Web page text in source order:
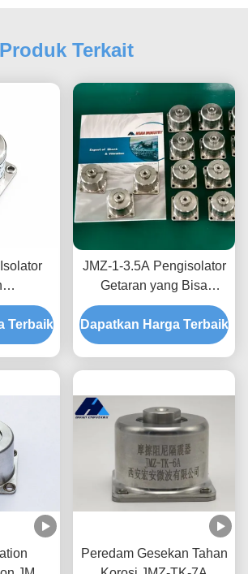
Produk Terkait
Getaran
Terbaik
JMZ-1-3.5A Pengisolator
Getaran yang Bisa
Disesuaikan untuk
Peralatan HVAC, Beban
3,5 kg
Dapatkan Harga Terbaik
Peredam Gesekan Tahan